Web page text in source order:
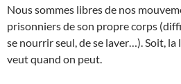
Nous sommes libres de nos
prisonniers de son propre corps
se nourrir seul, de se laver…). Soit, la
veut quand on peut.